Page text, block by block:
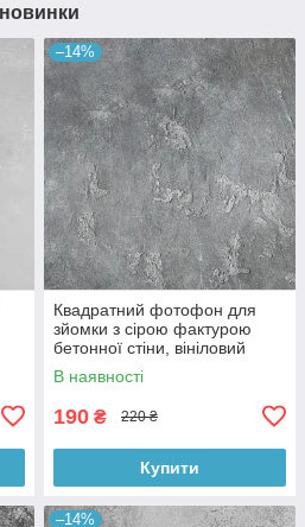
новинки
–14%
Квадратний фотофон для
зйомки з сірою фактурою
бетонної стіни, вініловий
60x60 см , №550152
В наявності
190 ₴ 220 ₴
Купити
–14%